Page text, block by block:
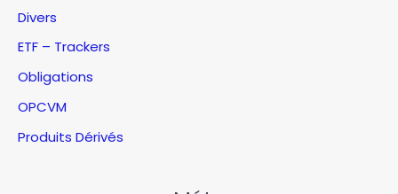
Divers
ETF – Trackers
Obligations
OPCVM
Produits Dérivés